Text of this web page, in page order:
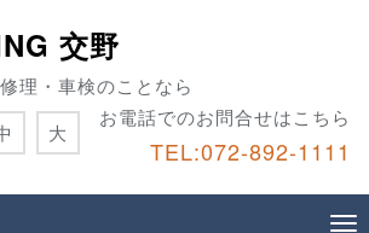
交野
理・車検のことなら
お電話でのお問合せはこちら
TEL:072-892-1111
大